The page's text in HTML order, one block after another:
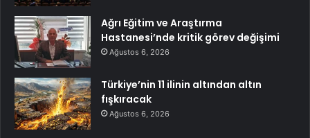
Ağrı Eğitim ve Araştırma
Hastanesi’nde kritik görev değişimi
Ağustos 6, 2026
Türkiye’nin 11 ilinin altından altın
fışkıracak
Ağustos 6, 2026